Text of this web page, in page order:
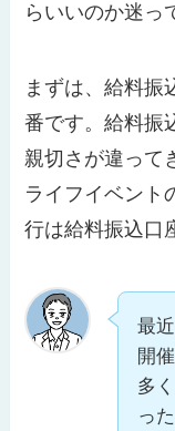
らいいのか迷っ
まずは、給料振
番です。給料振
親切さが違って
ライフイベント
行は給料振込口
最
開
多
っ